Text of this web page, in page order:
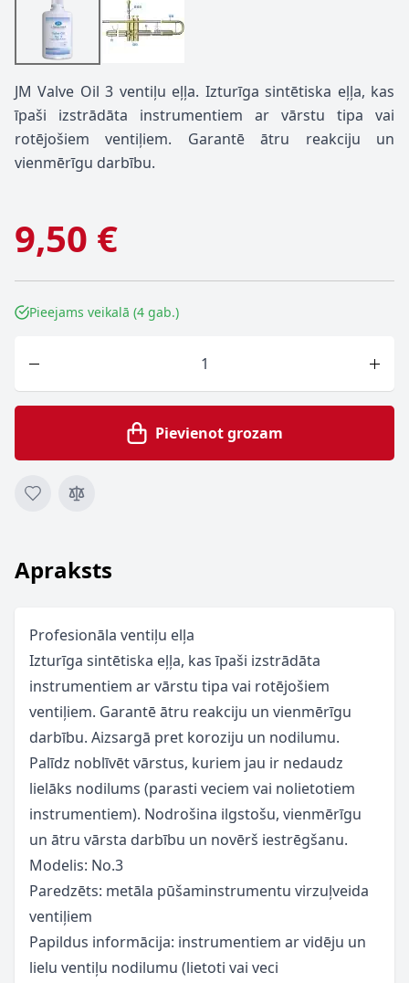
JM Valve Oil 3 ventiļu eļļa. Izturīga sintētiska eļļa, kas
īpaši izstrādāta instrumentiem ar vārstu tipa vai
rotējošiem ventiļiem. Garantē ātru reakciju un
vienmērīgu darbību.
9,50 €
Pieejams veikalā (4 gab.)
Pievienot grozam
Apraksts
Profesionāla ventiļu elļa
Izturīga sintētiska eļļa, kas īpaši izstrādāta
instrumentiem ar vārstu tipa vai rotējošiem
ventiļiem. Garantē ātru reakciju un vienmērīgu
darbību. Aizsargā pret koroziju un nodilumu.
Palīdz noblīvēt vārstus, kuriem jau ir nedaudz
lielāks nodilums (parasti veciem vai nolietotiem
instrumentiem). Nodrošina ilgstošu, vienmērīgu
un ātru vārsta darbību un novērš iestrēgšanu.
Modelis: No.3
Paredzēts: metāla pūšaminstrumentu virzuļveida
ventiļiem
Papildus informācija: instrumentiem ar vidēju un
lielu ventiļu nodilumu (lietoti vai veci